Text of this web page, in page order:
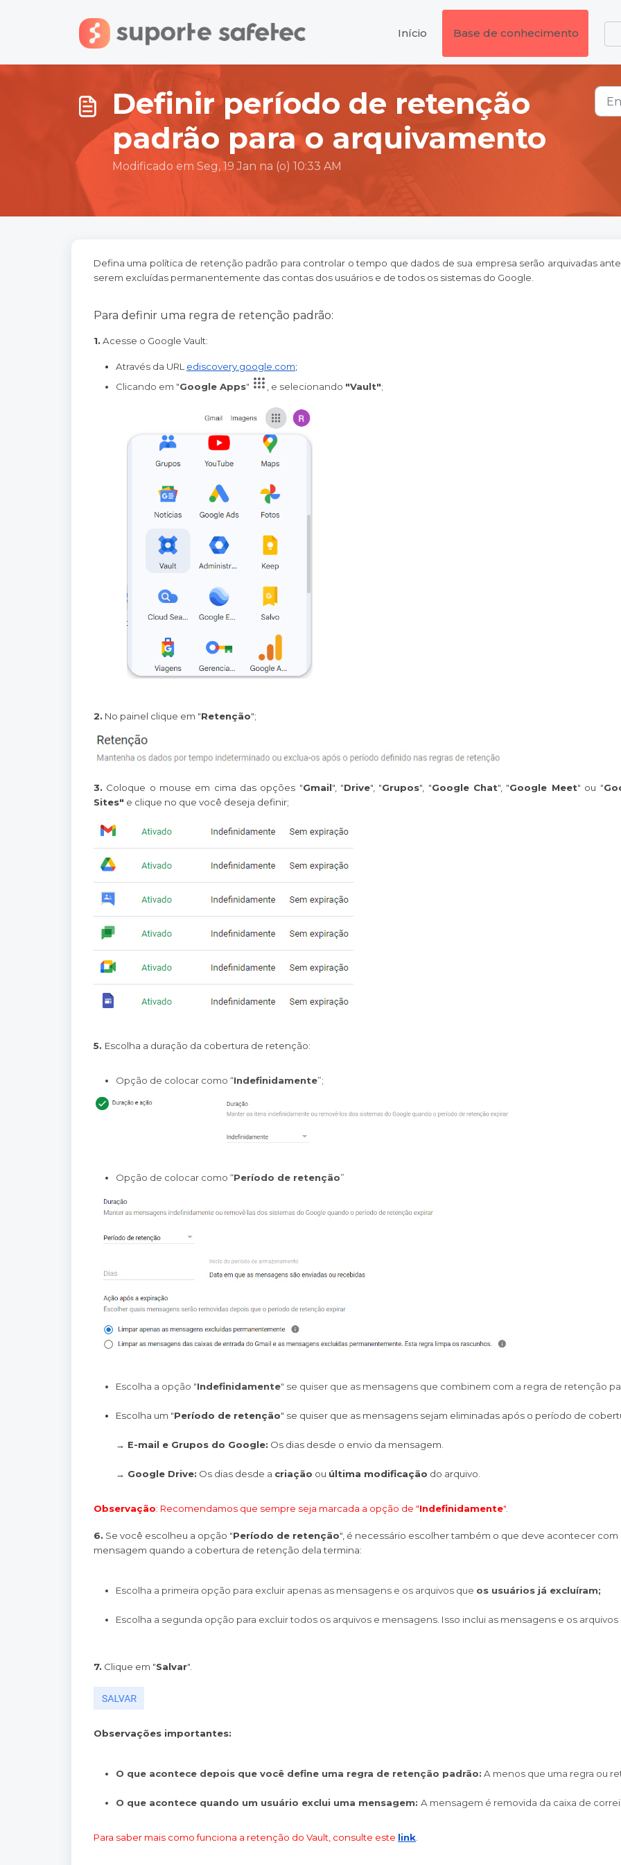
Início
Base de conhecimento
Definir período de retenção
padrão para o arquivamento
Modificado em Seg, 19 Jan na (o) 10:33 AM
Defina uma política de retenção padrão para controlar o tempo que dados de sua empresa serão arquivadas
serem excluídas permanentemente das contas dos usuários e de todos os sistemas do Google.
Para definir uma regra de retenção padrão:
1. Acesse o Google Vault:
Através da URL ediscovery.google.com;
Clicando em "Google Apps" , e selecionando "Vault";
2. No painel clique em "Retenção";
3. Coloque o mouse em cima das opções "Gmail", "Drive", "Grupos", "Google Chat", "Google Meet" ou "
Sites" e clique no que você deseja definir;
5. Escolha a duração da cobertura de retenção:
Opção de colocar como “Indefinidamente”;
Opção de colocar como “Período de retenção”
Escolha a opção "Indefinidamente" se quiser que as mensagens que combinem com a regra de retenção
Escolha um "Período de retenção" se quiser que as mensagens sejam eliminadas após o período de
→ E-mail e Grupos do Google: Os dias desde o envio da mensagem.
→ Google Drive: Os dias desde a criação ou última modificação do arquivo.
Observação: Recomendamos que sempre seja marcada a opção de "Indefinidamente".
6. Se você escolheu a opção "Período de retenção", é necessário escolher também o que deve acontecer com
mensagem quando a cobertura de retenção dela termina:
Escolha a primeira opção para excluir apenas as mensagens e os arquivos que os usuários já excluíram;
Escolha a segunda opção para excluir todos os arquivos e mensagens. Isso inclui as mensagens e os
7. Clique em "Salvar".
Observações importantes:
O que acontece depois que você define uma regra de retenção padrão: A menos que uma regra ou
O que acontece quando um usuário exclui uma mensagem: A mensagem é removida da caixa de
Para saber mais como funciona a retenção do Vault, consulte este link